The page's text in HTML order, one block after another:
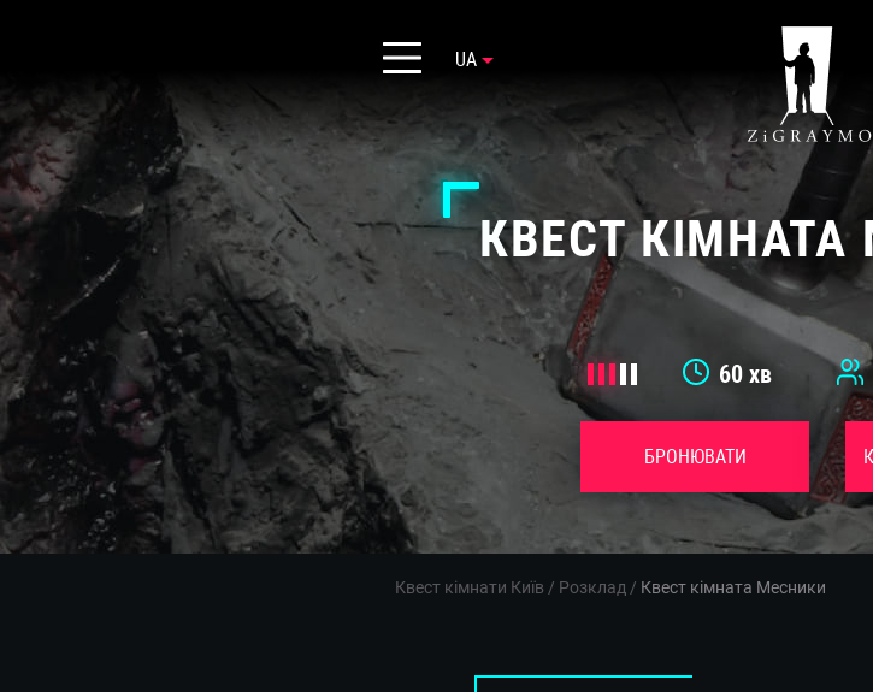
UA
КВЕСТ
60 хв
БРОНЮВАТИ
Квест кімнати Київ / Розклад / Квест кімната Месники